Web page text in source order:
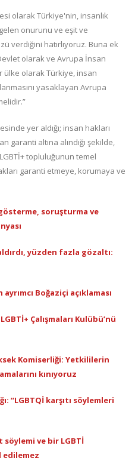
olarak Türkiye'nin, insanlık
onurunu ve eşit ve
verdiğini hatırlıyoruz. Buna ek
olarak ve Avrupa İnsan
ülke olarak Türkiye, insan
yasaklayan Avrupa
yer aldığı; insan hakları
garanti altına alındığı şekilde,
LGBTİ+ topluluğunun temel
garanti etmeye, korumaya ve
soruşturma ve
yüzden fazla gözaltı:
Boğaziçi açıklaması
Çalışmaları Kulübü’nü
Komiserliği: Yetkililerin
kınıyoruz
“LGBTQİ karşıtı söylemleri
söylemi ve bir LGBTİ
edilemez